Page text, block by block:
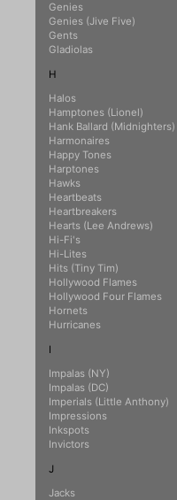
Genies
Genies (Jive Five)
Gents
Gladiolas
H
Halos
Hamptones (Lionel)
Hank Ballard (Midnighters)
Harmonaires
Happy Tones
Harptones
Hawks
Heartbeats
Heartbreakers
Hearts (Lee Andrews)
Hi-Fi's
Hi-Lites
Hits (Tiny Tim)
Hollywood Flames
Hollywood Four Flames
Hornets
Hurricanes
I
Impalas (NY)
Impalas (DC)
Imperials (Little Anthony)
Impressions
Inkspots
Invictors
J
Jacks